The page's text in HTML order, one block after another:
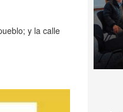
y la calle